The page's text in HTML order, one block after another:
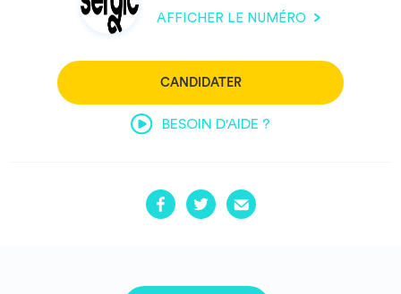
AFFICHER LE NUMÉRO
CANDIDATER
BESOIN D'AIDE ?